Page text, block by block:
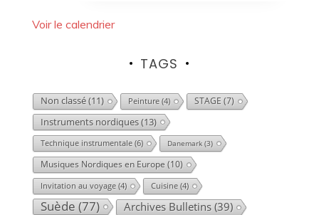
Voir le calendrier
TAGS
Non classé(11) Peinture(4) STAGE (7)
Instruments nordiques(13)
Technique instrumentale(6) Danemark(3)
Musiques Nordiques en Europe (10)
Invitation au voyage(4) Cuisine(4)
Suède (77) Archives Bulletins(39)